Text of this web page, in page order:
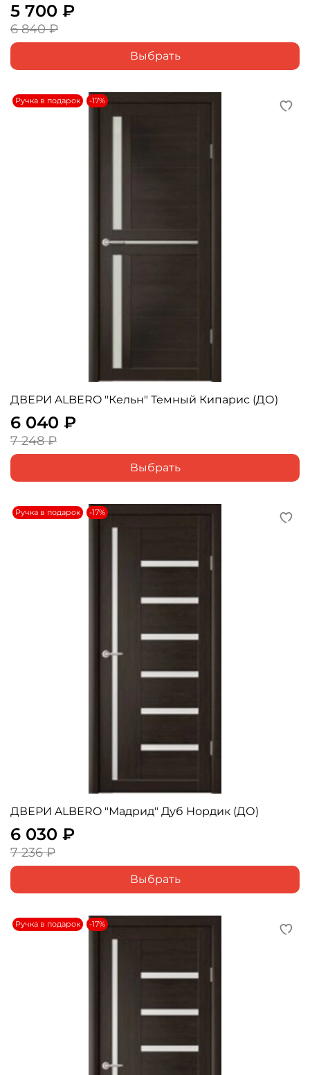
5 700 ₽
6 840 ₽
Выбрать
Ручка в подарок -17%
ДВЕРИ ALBERO "Кельн" Темный Кипарис (ДО)
6 040 ₽
7 248 ₽
Выбрать
Ручка в подарок -17%
ДВЕРИ ALBERO "Мадрид" Дуб Нордик (ДО)
6 030 ₽
7 236 ₽
Выбрать
Ручка в подарок -17%